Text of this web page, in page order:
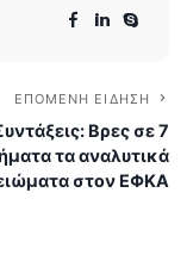
ΕΠΌΜΕΝΗ ΕΊΔΗΣΗ
Βρες σε 7
τα αναλυτικά
στον ΕΦΚΑ